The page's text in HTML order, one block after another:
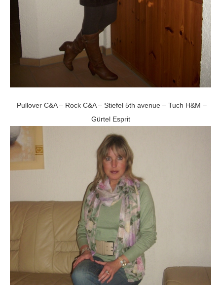
Pullover C&A – Rock C&A – Stiefel 5th avenue – Tuch H&M –
Gürtel Esprit